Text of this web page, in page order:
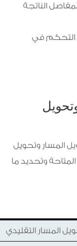
الناتجة
التحكم في
المسار وتحويل
وتحديد ما
المسار التقليدي